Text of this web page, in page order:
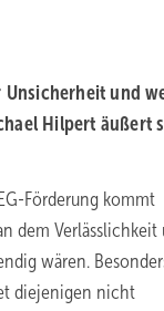
und
Hilpert äußert
Förderung kommt
dem Verlässlichkeit
wären.
diejenigen nicht